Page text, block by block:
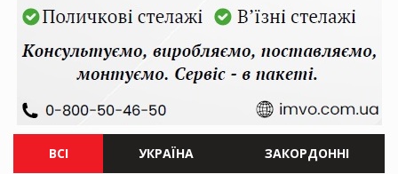
ВСІ УКРАЇНА ЗАКОРДОННІ